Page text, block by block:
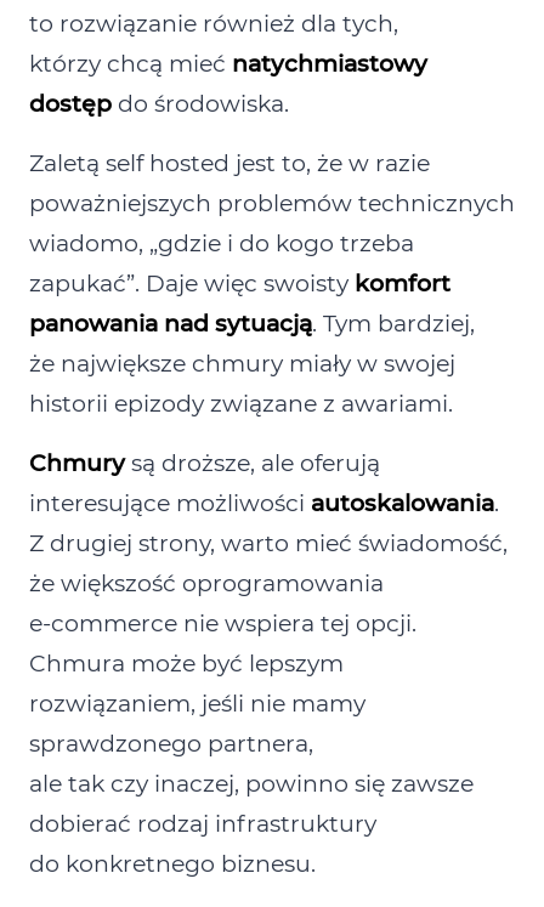
to rozwiązanie również dla tych,
którzy chcą mieć natychmiastowy
dostęp do środowiska.
Zaletą self hosted jest to, że w razie
poważniejszych problemów technicznych
wiadomo, „gdzie i do kogo trzeba
zapukać”. Daje więc swoisty komfort
panowania nad sytuacją. Tym bardziej,
że największe chmury miały w swojej
historii epizody związane z awariami.
Chmurysą droższe, ale oferują
interesujące możliwości autoskalowania.
Z drugiej strony, warto mieć świadomość,
że większość oprogramowania
e‑commerce nie wspiera tej opcji.
Chmura może być lepszym
rozwiązaniem, jeśli nie mamy
sprawdzonego partnera,
ale tak czy inaczej, powinno się zawsze
dobierać rodzaj infrastruktury
do konkretnego biznesu.